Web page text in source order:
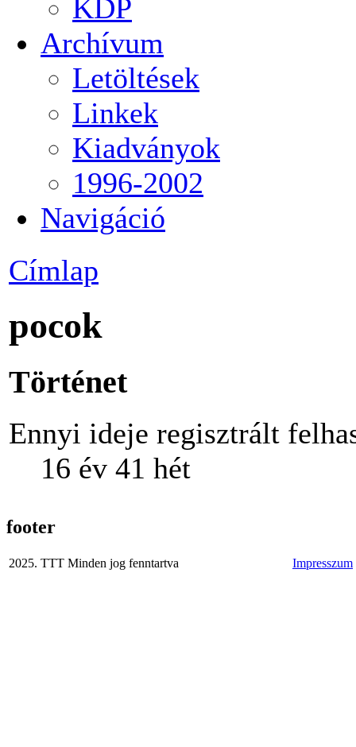
KDP
Archívum
Letöltések
Linkek
Kiadványok
1996-2002
Navigáció
Címlap
pocok
Történet
Ennyi ideje regisztrált
16 év 41 hét
footer
2025. TTT Minden jog fenntartva Impresszum